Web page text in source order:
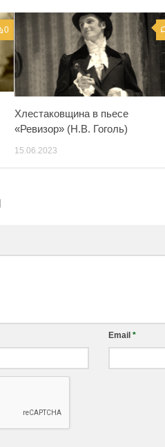
0
Хлестаковщина в пьесе
«Ревизор» (Н.В. Гоголь)
15.06.2023
Email *